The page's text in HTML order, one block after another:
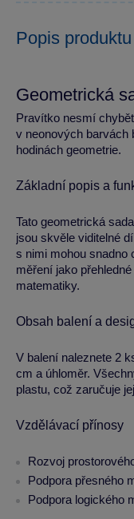
Popis produktu
Geometrická
Pravítko nesmí
v neonových barvách
hodinách geometrie.
Základní popis a
Tato geometrická
jsou skvěle viditelné
s nimi mohou snadno
měření jako
matematiky.
Obsah balení a
V balení naleznete 2
cm a úhloměr.
plastu, což zaručuje
Vzdělávací přínosy
Rozvoj
Podpora přesného
Podpora logického